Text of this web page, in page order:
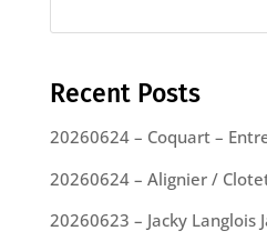
Recent Posts
20260624 – Coquart –
20260624 – Alignier /
20260623 – Jacky Langlois